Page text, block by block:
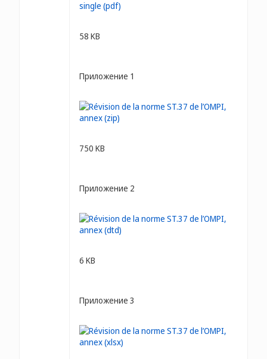
58 KB
Приложение 1
750 KB
Приложение 2
6 KB
Приложение 3